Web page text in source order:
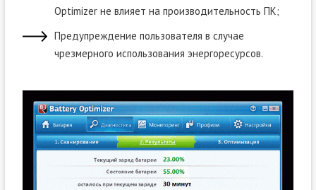
Optimizer не влияет на производительность ПК;
Предупреждение пользователя в случае
чрезмерного использования энергоресурсов.